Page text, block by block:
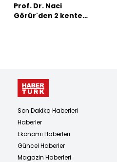
Prof. Dr. Naci
Görür'den 2 kente
Son Dakika Haberleri
Haberler
Ekonomi Haberleri
Güncel Haberler
Magazin Haberleri